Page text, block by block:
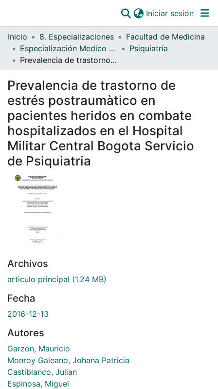
Todo DSpace
Estadísticas
Catálogo
OJS
Paz y salvos
Iniciar sesión
Inicio 8. Especializaciones
Facultad de Medicina
Especialización Medico - Quirúrgicas
Psiquiatría
Prevalencia de trastorno de estrés postraumàtico en pacientes heridos en combate hospitalizados en el Hospital Militar Central Bogota Servicio de Psiquiatria
Prevalencia de trastorno de
estrés postraumàtico en
pacientes heridos en combate
hospitalizados en el Hospital
Militar Central Bogota Servicio
de Psiquiatria
Archivos
articulo principal (1.24 MB)
Fecha
2016-12-13
Autores
Garzon, Mauricio
Monroy Galeano, Johana Patricia
Castiblanco, Julian
Espinosa, Miguel